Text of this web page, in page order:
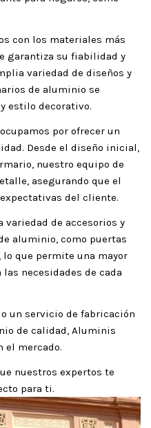
con los materiales más
garantiza su fiabilidad y
variedad de diseños y
de aluminio se
estilo decorativo.
por ofrecer un
Desde el diseño inicial,
nuestro equipo de
asegurando que el
del cliente.
variedad de accesorios y
aluminio, como puertas
lo que permite una mayor
necesidades de cada
un servicio de fabricación
de calidad, Aluminis
el mercado.
nuestros expertos te
para ti.